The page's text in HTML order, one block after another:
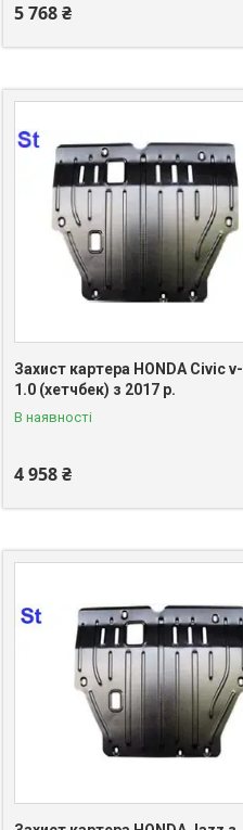
5 768 ₴
Захист картера HONDA Civic v-
1.0 (хетчбек) з 2017 р.
В наявності
4 958 ₴